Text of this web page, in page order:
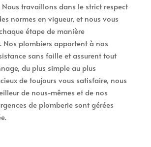
travaillons dans le strict respect
normes en vigueur, et nous vous
étape de manière
Nos plombiers apportent à nos
sans faille et assurent tout
du plus simple au plus
de toujours vous satisfaire, nous
de nous-mêmes et de nos
de plomberie sont gérées